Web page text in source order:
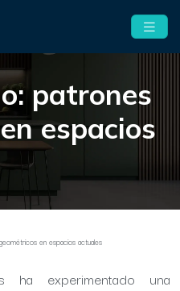
patrones
espacios
en espacios actuales
ha experimentado una